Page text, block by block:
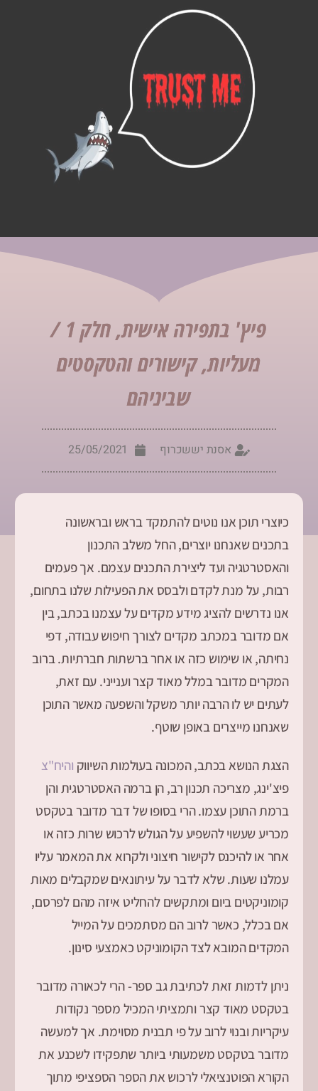
פיץ' בתפירה אישית, חלק 1 /
מעליות, קישורים והטקסטים
שביניהם
אסנת יששכרוף 25/05/2021
כיוצרי תוכן אנו נוטים להתמקד בראש ובראשונה
בתכנים שאנחנו יוצרים, החל משלב התכנון
והאסטרטגיה ועד ליצירת התכנים עצמם. אך פעמים
רבות, על מנת לקדם ולבסס את הפעילות שלנו בתחום,
אנו נדרשים להציג מידע מקדים על עצמנו בכתב, בין
אם מדובר במכתב מקדים לצורך חיפוש עבודה, דפי
נחיתה, או שימוש כזה או אחר ברשתות חברתיות. ברוב
המקרים מדובר במלל מאוד קצר וענייני. עם זאת,
לעתים יש לו הרבה יותר משקל והשפעה מאשר התוכן
שאנחנו מייצרים באופן שוטף.
הצגת הנושא בכתב, המכונה בעולמות השיווק והיח"צ
פיצ'ינג, מצריכה תכנון רב, הן ברמה האסטרטגית והן
ברמת התוכן עצמו. הרי בסופו של דבר מדובר בטקסט
מכריע שעשוי להשפיע על הגולש לרכוש שרות כזה או
אחר או להיכנס לקישור חיצוני ולקרוא את המאמר עליו
עמלנו שעות. שלא לדבר על עיתונאים שמקבלים מאות
קומוניקטים ביום ומתקשים להחליט איזה מהם לפרסם,
אם בכלל, כאשר לרוב הם מסתמכים על המייל
המקדים המובא לצד הקומוניקט כאמצעי סינון.
ניתן לדמות זאת לכתיבת גב ספר- הרי לכאורה מדובר
בטקסט מאוד קצר ותמציתי המכיל מספר נקודות
עיקריות ובנוי לרוב על פי תבנית מסוימת. אך למעשה
מדובר בטקסט משמעותי ביותר שתפקידו לשכנע את
הקורא הפוטנציאלי לרכוש את הספר הספציפי מתוך